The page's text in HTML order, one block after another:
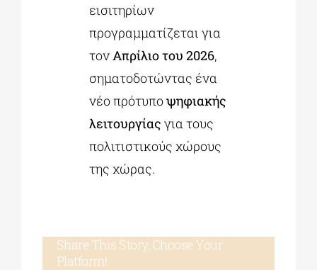
εισιτηρίων
προγραμματίζεται για
τονΑπρίλιο του 2026,
σηματοδοτώντας ένα
νέο πρότυποψηφιακής
λειτουργίας για τους
πολιτιστικούς χώρους
της χώρας.
Share This Story, Choose Your
Platform!